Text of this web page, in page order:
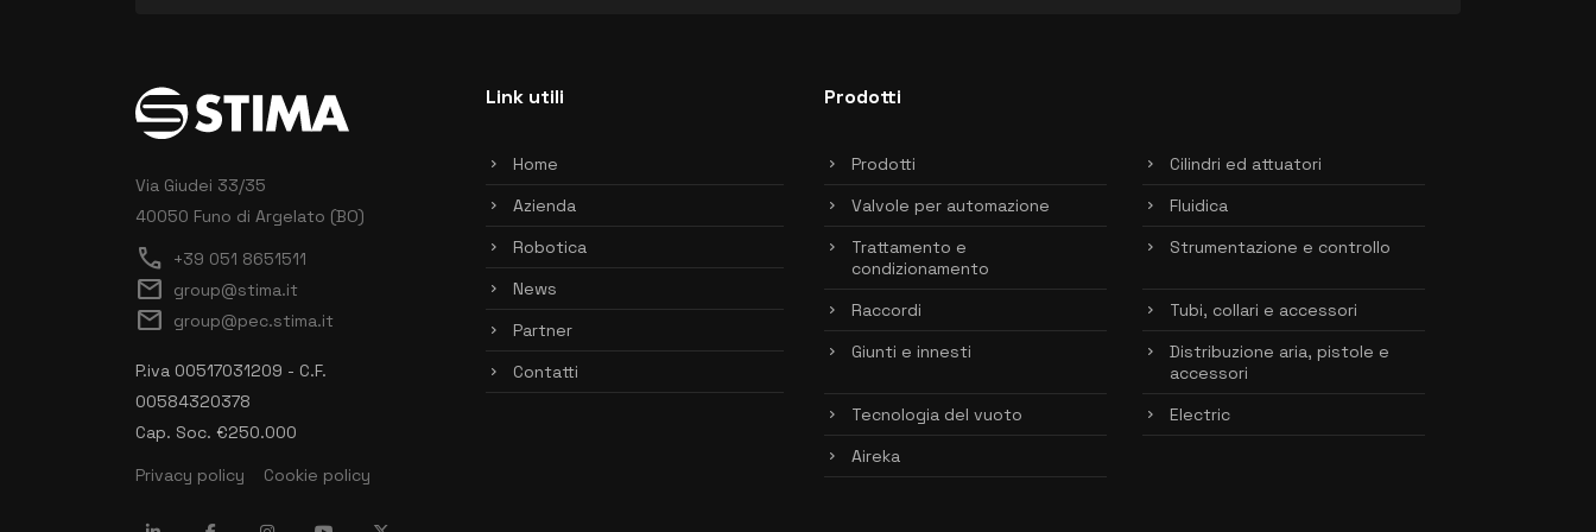
Via Giudei 33/35
40050 Funo di Argelato (BO)
call +39 051 8651511
mail group@stima.it
mail group@pec.stima.it
P.iva 00517031209 - C.F.
00584320378
Cap. Soc. €250.000
Privacy policy
Cookie policy
Link utili
Home
Azienda
Robotica
News
Partner
Contatti
Prodotti
Prodotti
Cilindri ed attuatori
Valvole per automazione
Fluidica
Trattamento e
condizionamento
Strumentazione e controllo
Raccordi
Tubi, collari e accessori
Giunti e innesti
Distribuzione aria, pistole e
accessori
Tecnologia del vuoto
Electric
Aireka